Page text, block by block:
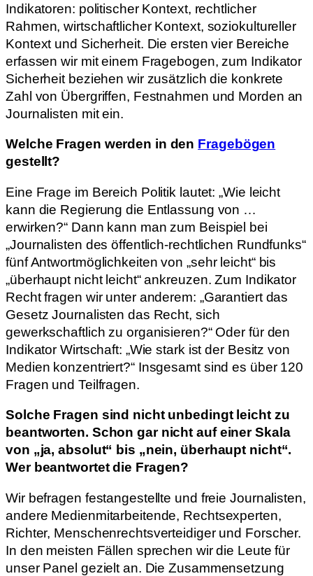
Indikatoren: politischer Kontext, rechtlicher
Rahmen, wirtschaftlicher Kontext, soziokultureller
Kontext und Sicherheit. Die ersten vier Bereiche
erfassen wir mit einem Fragebogen, zum Indikator
Sicherheit beziehen wir zusätzlich die konkrete
Zahl von Übergriffen, Festnahmen und Morden an
Journalisten mit ein.
Welche Fragen werden in den Fragebögen
gestellt?
Eine Frage im Bereich Politik lautet: „Wie leicht
kann die Regierung die Entlassung von …
erwirken?“ Dann kann man zum Beispiel bei
„Journalisten des öffentlich-rechtlichen Rundfunks“
fünf Antwortmöglichkeiten von „sehr leicht“ bis
„überhaupt nicht leicht“ ankreuzen. Zum Indikator
Recht fragen wir unter anderem: „Garantiert das
Gesetz Journalisten das Recht, sich
gewerkschaftlich zu organisieren?“ Oder für den
Indikator Wirtschaft: „Wie stark ist der Besitz von
Medien konzentriert?“ Insgesamt sind es über 120
Fragen und Teilfragen.
Solche Fragen sind nicht unbedingt leicht zu
beantworten. Schon gar nicht auf einer Skala
von „ja, absolut“ bis „nein, überhaupt nicht“.
Wer beantwortet die Fragen?
Wir befragen festangestellte und freie Journalisten,
andere Medienmitarbeitende, Rechtsexperten,
Richter, Menschenrechtsverteidiger und Forscher.
In den meisten Fällen sprechen wir die Leute für
unser Panel gezielt an. Die Zusammensetzung